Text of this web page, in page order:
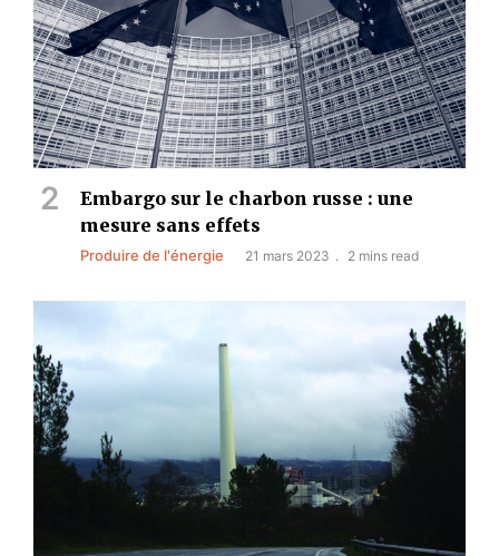
Embargo sur le charbon russe : une
mesure sans effets
Produire de l'énergie 21 mars 2023 2 mins read